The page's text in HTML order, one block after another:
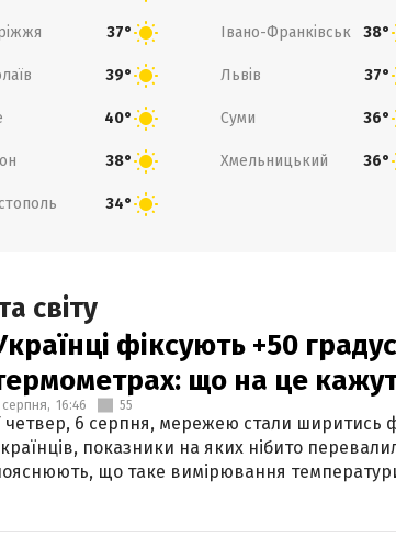
37° Івано-Франківськ 38°
39° Львів 37°
40° Суми 36°
38° Хмельницький 36°
34°
світу
фіксують +50
що на це
серпня, 16:46 55
четвер, 6 серпня, мережею стали ширитись
показники на яких нібито
що таке вимірювання